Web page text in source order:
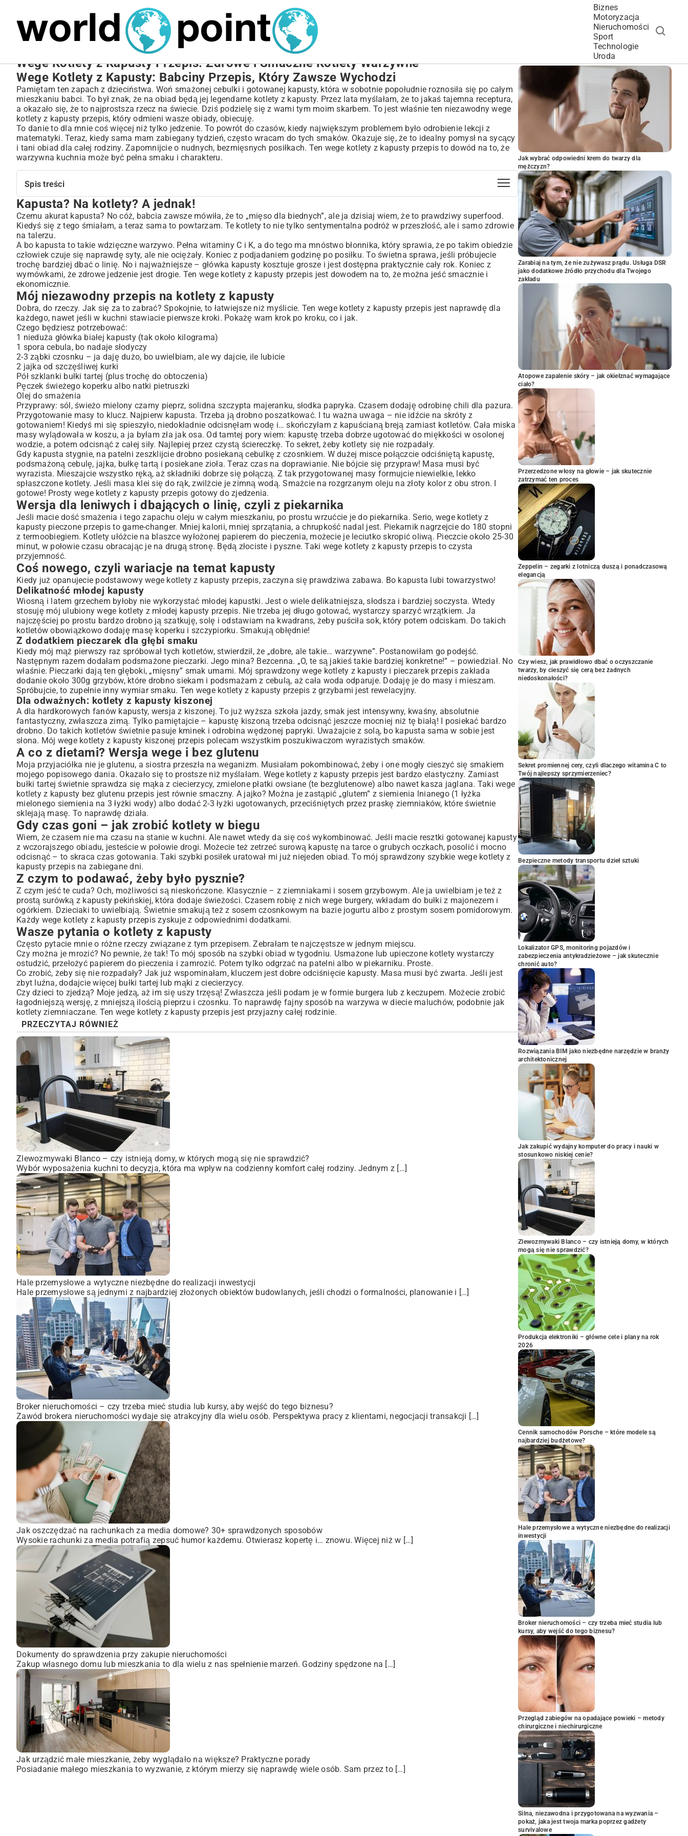
Biznes
Motoryzacja
Nieruchomości
Sport
Technologie
Uroda
NIERUCHOMOŚCI
Wege Kotlety z Kapusty Przepis: Zdrowe i Smaczne Kotlety Warzywne
Wege Kotlety z Kapusty: Babciny Przepis, Który Zawsze Wychodzi
Pamiętam ten zapach z dzieciństwa. Woń smażonej cebulki i gotowanej kapusty, która w sobotnie popołudnie roznosiła się po całym
mieszkaniu babci. To był znak, że na obiad będą jej legendarne kotlety z kapusty. Przez lata myślałam, że to jakaś tajemna receptura,
a okazało się, że to najprostsza rzecz na świecie. Dziś podzielę się z wami tym moim skarbem. To jest właśnie ten niezawodny wege
kotlety z kapusty przepis, który odmieni wasze obiady, obiecuję.
To danie to dla mnie coś więcej niż tylko jedzenie. To powrót do czasów, kiedy największym problemem było odrobienie lekcji z
matematyki. Teraz, kiedy sama mam zabiegany tydzień, często wracam do tych smaków. Okazuje się, że to idealny pomysł na sycący
i tani obiad dla całej rodziny. Zapomnijcie o nudnych, bezmięsnych posiłkach. Ten wege kotlety z kapusty przepis to dowód na to, że
warzywna kuchnia może być pełna smaku i charakteru.
Spis treści
Kapusta? Na kotlety? A jednak!
Mój niezawodny przepis na kotlety z kapusty
Wersja dla leniwych i dbających o linię, czyli z piekarnika
Coś nowego, czyli wariacje na temat kapusty
Delikatność młodej kapusty
Z dodatkiem pieczarek dla głębi smaku
Dla odważnych: kotlety z kapusty kiszonej
A co z dietami? Wersja wege i bez glutenu
Gdy czas goni – jak zrobić kotlety w biegu
Z czym to podawać, żeby było pysznie?
Wasze pytania o kotlety z kapusty
Kapusta? Na kotlety? A jednak!
Czemu akurat kapusta? No cóż, babcia zawsze mówiła, że to „mięso dla biednych”, ale ja dzisiaj wiem, że to prawdziwy superfood.
Kiedyś się z tego śmiałam, a teraz sama to powtarzam. Te kotlety to nie tylko sentymentalna podróż w przeszłość, ale i samo zdrowie
na talerzu.
A bo kapusta to takie wdzięczne warzywo. Pełna witaminy C i K, a do tego ma mnóstwo błonnika, który sprawia, że po takim obiedzie
człowiek czuje się naprawdę syty, ale nie ociężały. Koniec z podjadaniem godzinę po posiłku. To świetna sprawa, jeśli próbujecie
trochę bardziej dbać o linię. No i najważniejsze – główka kapusty kosztuje grosze i jest dostępna praktycznie cały rok. Koniec z
wymówkami, że zdrowe jedzenie jest drogie. Ten wege kotlety z kapusty przepis jest dowodem na to, że można jeść smacznie i
ekonomicznie.
Mój niezawodny przepis na kotlety z kapusty
Dobra, do rzeczy. Jak się za to zabrać? Spokojnie, to łatwiejsze niż myślicie. Ten wege kotlety z kapusty przepis jest naprawdę dla
każdego, nawet jeśli w kuchni stawiacie pierwsze kroki. Pokażę wam krok po kroku, co i jak.
Czego będziesz potrzebować:
1 nieduża główka białej kapusty (tak około kilograma)
1 spora cebula, bo nadaje słodyczy
2-3 ząbki czosnku – ja daję dużo, bo uwielbiam, ale wy dajcie, ile lubicie
2 jajka od szczęśliwej kurki
Pół szklanki bułki tartej (plus trochę do obtoczenia)
Pęczek świeżego koperku albo natki pietruszki
Olej do smażenia
Przyprawy: sól, świeżo mielony czarny pieprz, solidna szczypta majeranku, słodka papryka. Czasem dodaję odrobinę chili dla pazura.
Przygotowanie masy to klucz. Najpierw kapusta. Trzeba ją drobno poszatkować. I tu ważna uwaga – nie idźcie na skróty z
gotowaniem! Kiedyś mi się spieszyło, niedokładnie odcisnęłam wodę i… skończyłam z kapuścianą breją zamiast kotletów. Cała miska
masy wylądowała w koszu, a ja byłam zła jak osa. Od tamtej pory wiem: kapustę trzeba dobrze ugotować do miękkości w osolonej
wodzie, a potem odcisnąć z całej siły. Najlepiej przez czystą ściereczkę. To sekret, żeby kotlety się nie rozpadały.
Gdy kapusta stygnie, na patelni zeszklijcie drobno posiekaną cebulkę z czosnkiem. W dużej misce połączcie odciśniętą kapustę,
podsmażoną cebulę, jajka, bułkę tartą i posiekane zioła. Teraz czas na doprawianie. Nie bójcie się przypraw! Masa musi być
wyrazista. Mieszajcie wszystko ręką, aż składniki dobrze się połączą. Z tak przygotowanej masy formujcie niewielkie, lekko
spłaszczone kotlety. Jeśli masa klei się do rąk, zwilżcie je zimną wodą. Smażcie na rozgrzanym oleju na złoty kolor z obu stron. I
gotowe! Prosty wege kotlety z kapusty przepis gotowy do zjedzenia.
Wersja dla leniwych i dbających o linię, czyli z piekarnika
Jeśli macie dość smażenia i tego zapachu oleju w całym mieszkaniu, po prostu wrzućcie je do piekarnika. Serio, wege kotlety z
kapusty pieczone przepis to game-changer. Mniej kalorii, mniej sprzątania, a chrupkość nadal jest. Piekarnik nagrzejcie do 180 stopni
z termoobiegiem. Kotlety ułóżcie na blaszce wyłożonej papierem do pieczenia, możecie je leciutko skropić oliwą. Pieczcie około 25-30
minut, w połowie czasu obracając je na drugą stronę. Będą złociste i pyszne. Taki wege kotlety z kapusty przepis to czysta
przyjemność.
Coś nowego, czyli wariacje na temat kapusty
Kiedy już opanujecie podstawowy wege kotlety z kapusty przepis, zaczyna się prawdziwa zabawa. Bo kapusta lubi towarzystwo!
Delikatność młodej kapusty
Wiosną i latem grzechem byłoby nie wykorzystać młodej kapustki. Jest o wiele delikatniejsza, słodsza i bardziej soczysta. Wtedy
stosuję mój ulubiony wege kotlety z młodej kapusty przepis. Nie trzeba jej długo gotować, wystarczy sparzyć wrzątkiem. Ja
najczęściej po prostu bardzo drobno ją szatkuję, solę i odstawiam na kwadrans, żeby puściła sok, który potem odciskam. Do takich
kotletów obowiązkowo dodaję masę koperku i szczypiorku. Smakują obłędnie!
Z dodatkiem pieczarek dla głębi smaku
Kiedy mój mąż pierwszy raz spróbował tych kotletów, stwierdził, że „dobre, ale takie… warzywne”. Postanowiłam go podejść.
Następnym razem dodałam podsmażone pieczarki. Jego mina? Bezcenna. „O, te są jakieś takie bardziej konkretne!” – powiedział. No
właśnie. Pieczarki dają ten głęboki, „mięsny” smak umami. Mój sprawdzony wege kotlety z kapusty i pieczarek przepis zakłada
dodanie około 300g grzybów, które drobno siekam i podsmażam z cebulą, aż cała woda odparuje. Dodaję je do masy i mieszam.
Spróbujcie, to zupełnie inny wymiar smaku. Ten wege kotlety z kapusty przepis z grzybami jest rewelacyjny.
Dla odważnych: kotlety z kapusty kiszonej
A dla hardkorowych fanów kapusty, wersja z kiszonej. To już wyższa szkoła jazdy, smak jest intensywny, kwaśny, absolutnie
fantastyczny, zwłaszcza zimą. Tylko pamiętajcie – kapustę kiszoną trzeba odcisnąć jeszcze mocniej niż tę białą! I posiekać bardzo
drobno. Do takich kotletów świetnie pasuje kminek i odrobina wędzonej papryki. Uważajcie z solą, bo kapusta sama w sobie jest
słona. Mój wege kotlety z kapusty kiszonej przepis polecam wszystkim poszukiwaczom wyrazistych smaków.
A co z dietami? Wersja wege i bez glutenu
Moja przyjaciółka nie je glutenu, a siostra przeszła na weganizm. Musiałam pokombinować, żeby i one mogły cieszyć się smakiem
mojego popisowego dania. Okazało się to prostsze niż myślałam. Wege kotlety z kapusty przepis jest bardzo elastyczny. Zamiast
bułki tartej świetnie sprawdza się mąka z ciecierzycy, zmielone płatki owsiane (te bezglutenowe) albo nawet kasza jaglana. Taki wege
kotlety z kapusty bez glutenu przepis jest równie smaczny. A jajko? Można je zastąpić „glutem” z siemienia lnianego (1 łyżka
mielonego siemienia na 3 łyżki wody) albo dodać 2-3 łyżki ugotowanych, przeciśniętych przez praskę ziemniaków, które świetnie
sklejają masę. To naprawdę działa.
Gdy czas goni – jak zrobić kotlety w biegu
Wiem, że czasem nie ma czasu na stanie w kuchni. Ale nawet wtedy da się coś wykombinować. Jeśli macie resztki gotowanej kapusty
z wczorajszego obiadu, jesteście w połowie drogi. Możecie też zetrzeć surową kapustę na tarce o grubych oczkach, posolić i mocno
odcisnąć – to skraca czas gotowania. Taki szybki posiłek uratował mi już niejeden obiad. To mój sprawdzony szybkie wege kotlety z
kapusty przepis na zabiegane dni.
Z czym to podawać, żeby było pysznie?
Z czym jeść te cuda? Och, możliwości są nieskończone. Klasycznie – z ziemniakami i sosem grzybowym. Ale ja uwielbiam je też z
prostą surówką z kapusty pekińskiej, która dodaje świeżości. Czasem robię z nich wege burgery, wkładam do bułki z majonezem i
ogórkiem. Dzieciaki to uwielbiają. Świetnie smakują też z sosem czosnkowym na bazie jogurtu albo z prostym sosem pomidorowym.
Każdy wege kotlety z kapusty przepis zyskuje z odpowiednimi dodatkami.
Wasze pytania o kotlety z kapusty
Często pytacie mnie o różne rzeczy związane z tym przepisem. Zebrałam te najczęstsze w jednym miejscu.
Czy można je mrozić? No pewnie, że tak! To mój sposób na szybki obiad w tygodniu. Usmażone lub upieczone kotlety wystarczy
ostudzić, przełożyć papierem do pieczenia i zamrozić. Potem tylko odgrzać na patelni albo w piekarniku. Proste.
Co zrobić, żeby się nie rozpadały? Jak już wspominałam, kluczem jest dobre odciśnięcie kapusty. Masa musi być zwarta. Jeśli jest
zbyt luźna, dodajcie więcej bułki tartej lub mąki z ciecierzycy.
Czy dzieci to zjedzą? Moje jedzą, aż im się uszy trzęsą! Zwłaszcza jeśli podam je w formie burgera lub z keczupem. Możecie zrobić
łagodniejszą wersję, z mniejszą ilością pieprzu i czosnku. To naprawdę fajny sposób na warzywa w diecie maluchów, podobnie jak
kotlety ziemniaczane. Ten wege kotlety z kapusty przepis jest przyjazny całej rodzinie.
PRZECZYTAJ RÓWNIEŻ
Zlewozmywaki Blanco – czy istnieją domy, w których mogą się nie sprawdzić?
Wybór wyposażenia kuchni to decyzja, która ma wpływ na codzienny komfort całej rodziny. Jednym z […]
Hale przemysłowe a wytyczne niezbędne do realizacji inwestycji
Hale przemysłowe są jednymi z najbardziej złożonych obiektów budowlanych, jeśli chodzi o formalności, planowanie i […]
Broker nieruchomości – czy trzeba mieć studia lub kursy, aby wejść do tego biznesu?
Zawód brokera nieruchomości wydaje się atrakcyjny dla wielu osób. Perspektywa pracy z klientami, negocjacji transakcji […]
Jak oszczędzać na rachunkach za media domowe? 30+ sprawdzonych sposobów
Wysokie rachunki za media potrafią zepsuć humor każdemu. Otwierasz kopertę i… znowu. Więcej niż w […]
Dokumenty do sprawdzenia przy zakupie nieruchomości
Zakup własnego domu lub mieszkania to dla wielu z nas spełnienie marzeń. Godziny spędzone na […]
Jak urządzić małe mieszkanie, żeby wyglądało na większe? Praktyczne porady
Posiadanie małego mieszkania to wyzwanie, z którym mierzy się naprawdę wiele osób. Sam przez to […]
POPULARNE ARTYKUŁY
Jak wybrać odpowiedni krem do twarzy dla
mężczyzn?
Zarabiaj na tym, że nie zużywasz prądu. Usługa DSR
jako dodatkowe źródło przychodu dla Twojego
zakładu
Atopowe zapalenie skóry – jak okiełznać wymagające
ciało?
Przerzedzone włosy na głowie – jak skutecznie
zatrzymać ten proces
Zeppelin – zegarki z lotniczą duszą i ponadczasową
elegancją
Czy wiesz, jak prawidłowo dbać o oczyszczanie
twarzy, by cieszyć się cerą bez żadnych
niedoskonałości?
Sekret promiennej cery, czyli dlaczego witamina C to
Twój najlepszy sprzymierzeniec?
Bezpieczne metody transportu dzieł sztuki
Lokalizator GPS, monitoring pojazdów i
zabezpieczenia antykradzieżowe – jak skutecznie
chronić auto?
Rozwiązania BIM jako niezbędne narzędzie w branży
architektonicznej
Jak zakupić wydajny komputer do pracy i nauki w
stosunkowo niskiej cenie?
Zlewozmywaki Blanco – czy istnieją domy, w których
mogą się nie sprawdzić?
Produkcja elektroniki – główne cele i plany na rok
2026
Cennik samochodów Porsche – które modele są
najbardziej budżetowe?
Hale przemysłowe a wytyczne niezbędne do realizacji
inwestycji
Broker nieruchomości – czy trzeba mieć studia lub
kursy, aby wejść do tego biznesu?
Przegląd zabiegów na opadające powieki – metody
chirurgiczne i niechirurgiczne
Silna, niezawodna i przygotowana na wyzwania –
pokaż, jaka jest twoja marka poprzez gadżety
survivalowe